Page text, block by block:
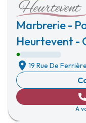
Marbrerie -
Heurtevent -
19 Rue De
A